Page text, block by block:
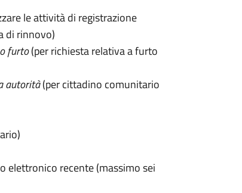
le attività di registrazione
di rinnovo)
furto(per richiesta relativa a furto
autorità(per cittadino comunitario
elettronico recente (massimo sei